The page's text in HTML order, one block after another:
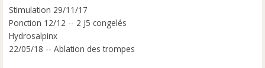
Stimulation 29/11/17
Ponction 12/12 -- 2 J5 congelés
Hydrosalpinx
22/05/18 -- Ablation des trompes